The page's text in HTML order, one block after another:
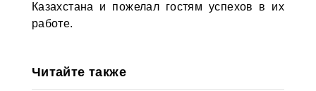
Казахстана и пожелал гостям успехов в их
работе.
Читайте также